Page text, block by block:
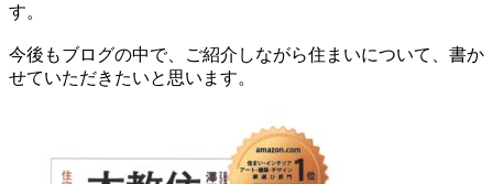
す。
今後もブログの中で、ご紹介しながら住まいについて、書か
せていただきたいと思います。